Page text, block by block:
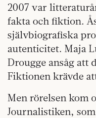
2007 var
fakta och fiktion.
självbiografiska
autenticitet. Maja
Drougge ansåg att
Fiktionen krävde
Men rörelsen kom
Journalistiken,